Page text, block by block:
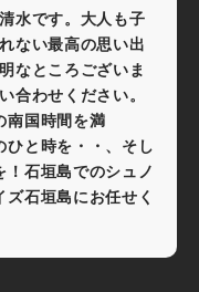
水です。大人も子
ない最高の思い出
なところございま
合わせください。
南国時間を満
ひと時を・・、そし
石垣島でのシュノ
石垣島にお任せく